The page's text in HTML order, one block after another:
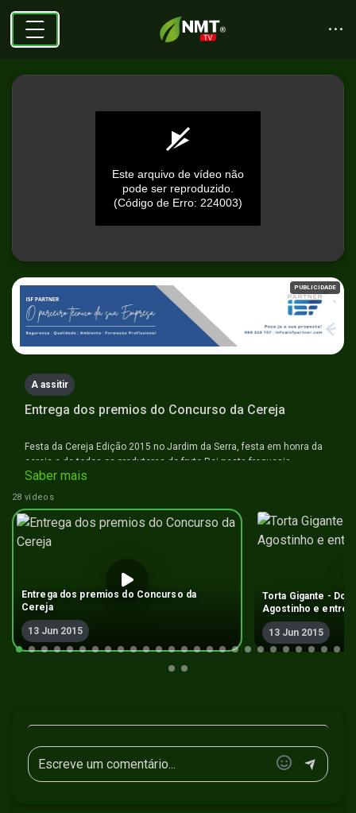
seconds
of
seconds
Este arquivo de vídeo não
pode ser reproduzido.
(Código de Erro: 224003)
PUBLICIDADE
A assitir
Entrega dos premios do Concurso da Cereja
Festa da Cereja Edição 2015 no Jardim da Serra, festa em honra da
cereja e de todos os produtores do fruto Rei nesta freguesia
Saber mais
28 vídeos
Entrega dos premios do Concurso da
Cereja
13 Jun 2015
Torta Gigante -
Agostinho e
13 Jun 2015